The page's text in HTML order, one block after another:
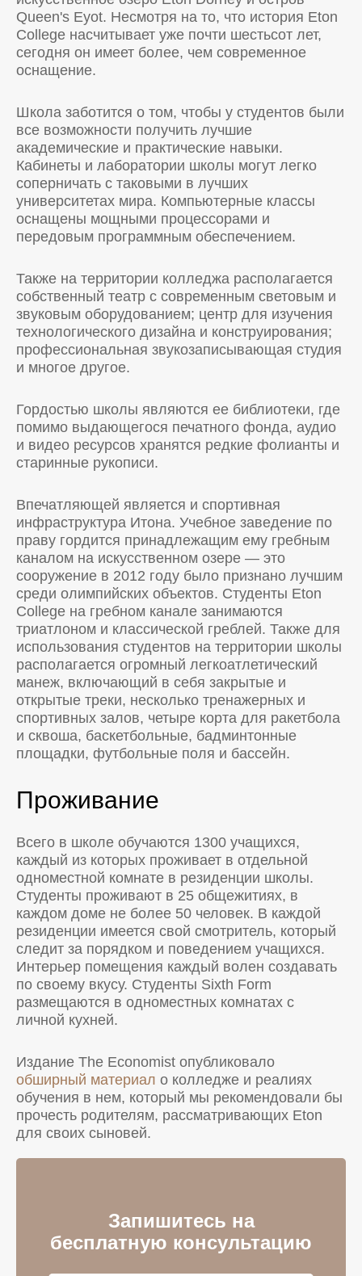
Queen's Eyot. Несмотря на то, что история Eton
College насчитывает уже почти шестьсот лет,
сегодня он имеет более, чем современное
оснащение.
Школа заботится о том, чтобы у студентов были
все возможности получить лучшие
академические и практические навыки.
Кабинеты и лаборатории школы могут легко
соперничать с таковыми в лучших
университетах мира. Компьютерные классы
оснащены мощными процессорами и
передовым программным обеспечением.
Также на территории колледжа располагается
собственный театр с современным световым и
звуковым оборудованием; центр для изучения
технологического дизайна и конструирования;
профессиональная звукозаписывающая студия
и многое другое.
Гордостью школы являются ее библиотеки, где
помимо выдающегося печатного фонда, аудио
и видео ресурсов хранятся редкие фолианты и
старинные рукописи.
Впечатляющей является и спортивная
инфраструктура Итона. Учебное заведение по
праву гордится принадлежащим ему гребным
каналом на искусственном озере — это
сооружение в 2012 году было признано лучшим
среди олимпийских объектов. Студенты Eton
College на гребном канале занимаются
триатлоном и классической греблей. Также для
использования студентов на территории школы
располагается огромный легкоатлетический
манеж, включающий в себя закрытые и
открытые треки, несколько тренажерных и
спортивных залов, четыре корта для ракетбола
и сквоша, баскетбольные, бадминтонные
площадки, футбольные поля и бассейн.
Проживание
Всего в школе обучаются 1300 учащихся,
каждый из которых проживает в отдельной
одноместной комнате в резиденции школы.
Студенты проживают в 25 общежитиях, в
каждом доме не более 50 человек. В каждой
резиденции имеется свой смотритель, который
следит за порядком и поведением учащихся.
Интерьер помещения каждый волен создавать
по своему вкусу. Студенты Sixth Form
размещаются в одноместных комнатах с
личной кухней.
Издание The Economist опубликовало
обширный материал о колледже и реалиях
обучения в нем, который мы рекомендовали бы
прочесть родителям, рассматривающих Eton
для своих сыновей.
Запишитесь на
бесплатную консультацию